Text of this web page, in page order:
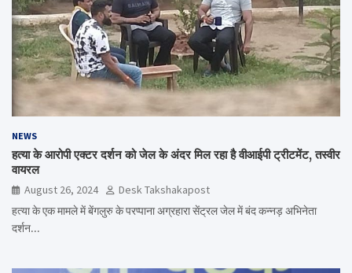
NEWS
हत्या के आरोपी एक्टर दर्शन को जेल के अंदर मिल रहा है वीआईपी ट्रीटमेंट, तस्वीर
वायरल
August 26, 2024
Desk Takshakapost
हत्या के एक मामले में बेंगलुरु के परप्पाना अग्रहारा सेंट्रल जेल में बंद कन्नड़ अभिनेता
दर्शन…